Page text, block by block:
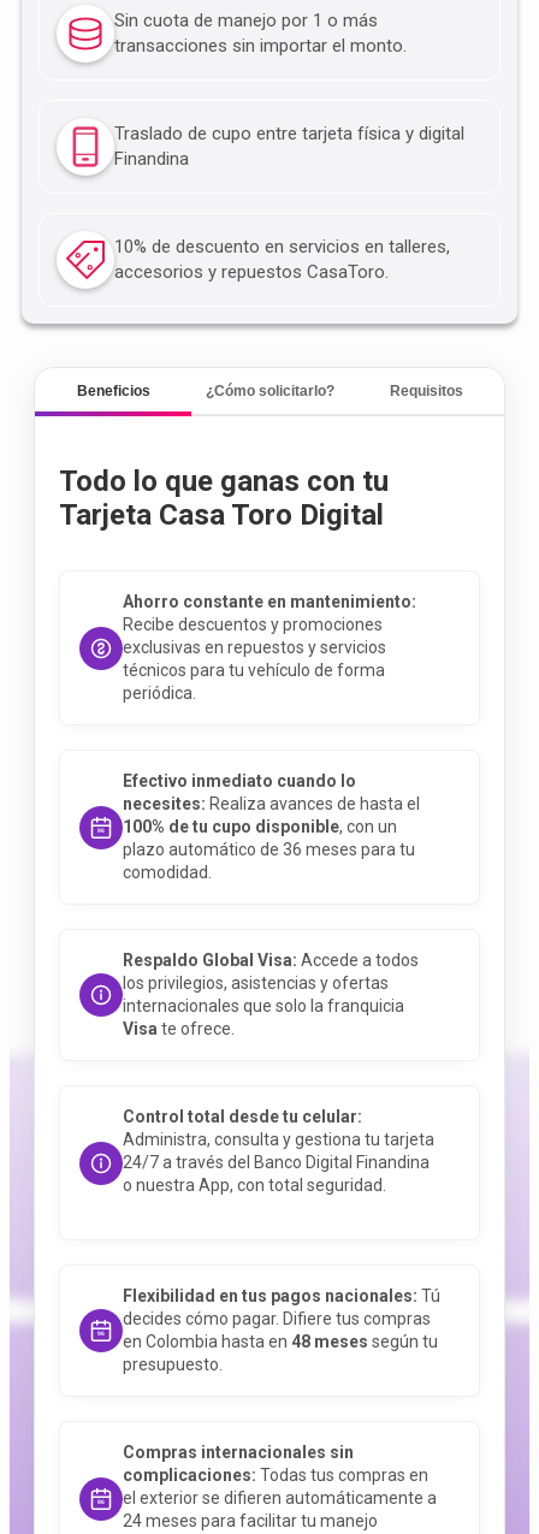
Sin cuota de manejo por 1 o más
transacciones sin importar el monto.
Traslado de cupo entre tarjeta física y digital
Finandina
10% de descuento en servicios en talleres,
accesorios y repuestos CasaToro.
Beneficios ¿Cómo solicitarlo? Requisitos
Todo lo que ganas con tu
Tarjeta Casa Toro Digital
Ahorro constante en mantenimiento:
Recibe descuentos y promociones
exclusivas en repuestos y servicios
técnicos para tu vehículo de forma
periódica.
Efectivo inmediato cuando lo
necesites: Realiza avances de hasta el
100% de tu cupo disponible, con un
plazo automático de 36 meses para tu
comodidad.
Respaldo Global Visa: Accede a todos
los privilegios, asistencias y ofertas
internacionales que solo la franquicia
Visa te ofrece.
Control total desde tu celular:
Administra, consulta y gestiona tu tarjeta
24/7 a través del Banco Digital Finandina
o nuestra App, con total seguridad.
Flexibilidad en tus pagos nacionales: Tú
decides cómo pagar. Difiere tus compras
en Colombia hasta en 48 meses según tu
presupuesto.
Compras internacionales sin
complicaciones: Todas tus compras en
el exterior se difieren automáticamente a
24 meses para facilitar tu manejo